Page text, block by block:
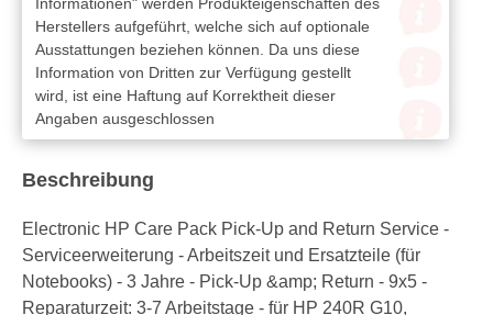
Informationen" werden Produkteigenschaften des
Herstellers aufgeführt, welche sich auf optionale
Ausstattungen beziehen können. Da uns diese
Information von Dritten zur Verfügung gestellt
wird, ist eine Haftung auf Korrektheit dieser
Angaben ausgeschlossen
Beschreibung
Electronic HP Care Pack Pick-Up and Return Service -
Serviceerweiterung - Arbeitszeit und Ersatzteile (für
Notebooks) - 3 Jahre - Pick-Up &amp; Return - 9x5 -
Reparaturzeit: 3-7 Arbeitstage - für HP 240R G10,